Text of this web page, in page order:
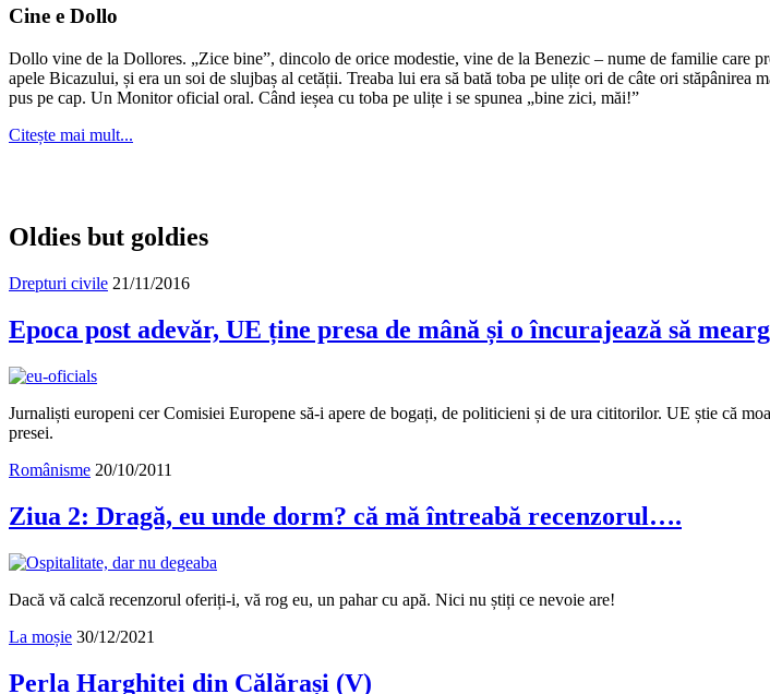
în
Cine e Dollo
Dollo vine de la Dollores. „Zice bine”, dincolo de orice modestie, vine de la Benezic – nume de familie care
apele Bicazului, și era un soi de slujbaș al cetății. Treaba lui era să bată toba pe ulițe ori de câte ori
pus pe cap. Un Monitor oficial oral. Când ieșea cu toba pe ulițe i se spunea „bine zici, măi!”
Citește mai mult...
Oldies but goldies
Drepturi civile 21/11/2016
Epoca post adevăr, UE ține presa de mână și o încurajează să
Jurnaliști europeni cer Comisiei Europene să-i apere de bogați, de politicieni și de ura cititorilor. UE știe că
presei.
Românisme 20/10/2011
Ziua 2: Dragă, eu unde dorm? că mă întreabă recenzorul….
Dacă vă calcă recenzorul oferiți-i, vă rog eu, un pahar cu apă. Nici nu știți ce nevoie are!
La moșie 30/12/2021
Perla Harghitei din Călărași (V)